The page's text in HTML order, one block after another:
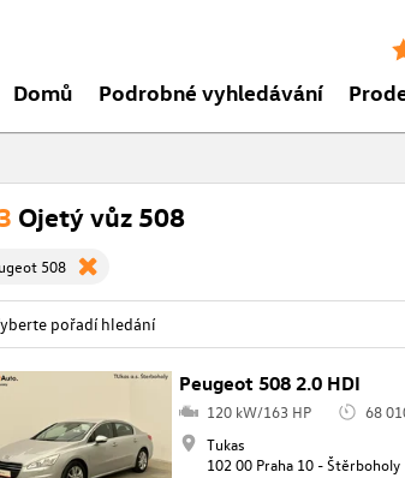
Domů Podrobné vyhledávání
Ojetý vůz 508
508
Peugeot 508 2.0 HDI
120 kW/163 HP 68
Tukas
102 00 Praha 10 - Štěrboholy